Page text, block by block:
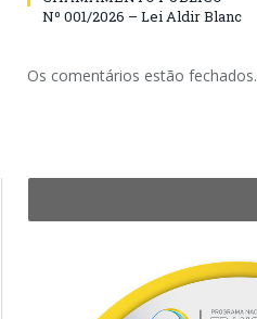
Nº 001/2026 – Lei Aldir Blanc
Os comentários estão fechados.